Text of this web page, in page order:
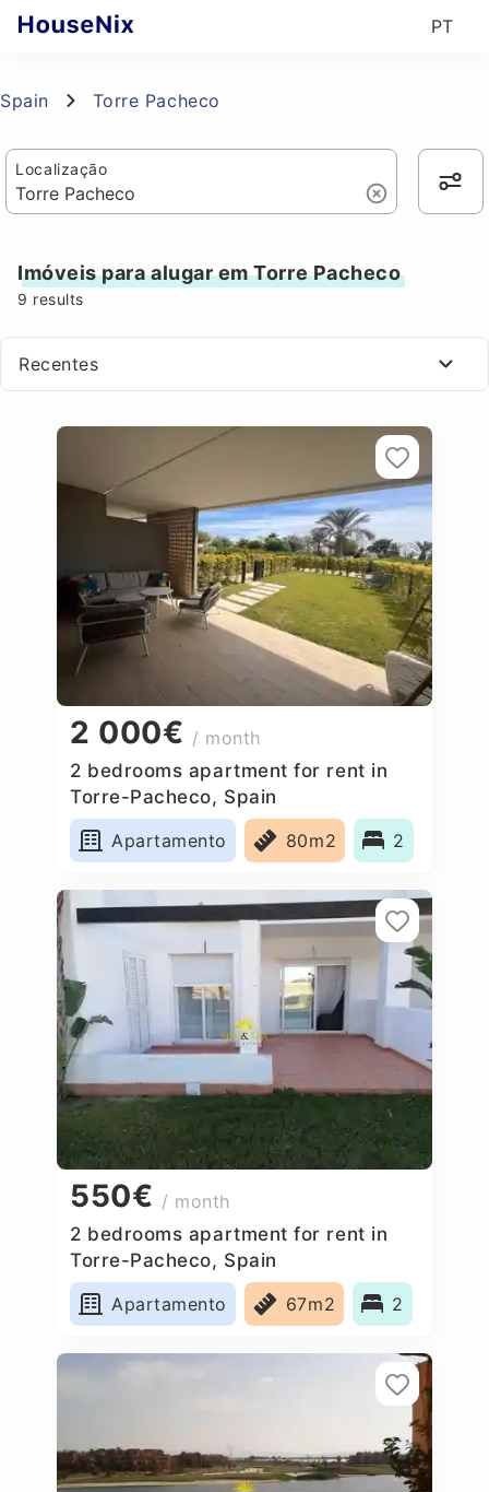
PT
Spain Torre Pacheco
Localização
Imóveis para alugar em Torre Pacheco
9 results
Recentes
2 000€ / month
2 bedrooms apartment for rent in
Torre-Pacheco, Spain
Apartamento
80m2 2
550€ / month
2 bedrooms apartment for rent in
Torre-Pacheco, Spain
Apartamento
67m2 2